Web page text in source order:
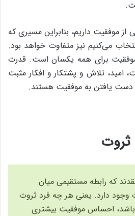
موفقیت داریم، ‌بنابراین مسیری که
می‌کنیم نیز متفاوت خواهد بود.
برای همه یکسان است. قدرت
امید،‌ تلاش و پشتکار و افکار مثبت
دست یافتن به موفقیت هستند.
ثروت
که رابطه مستقیمی میان
وجود دارد. یعنی هر چه فرد ثروت
احساس موفقیت بیشتری